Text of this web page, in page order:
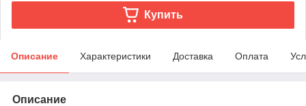
Купить
Описание Характеристики Доставка Оплата
Описание